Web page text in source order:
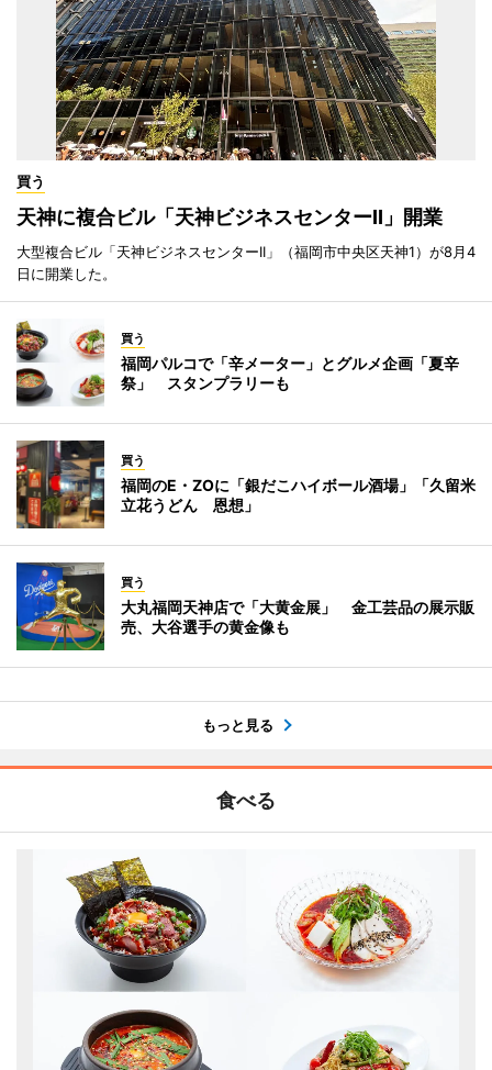
買う
天神に複合ビル「天神ビジネスセンターII」開業
大型複合ビル「天神ビジネスセンターII」（福岡市中央区天神1）が8月4
日に開業した。
買う
福岡パルコで「辛メーター」とグルメ企画「夏辛
祭」 スタンプラリーも
買う
福岡のE・ZOに「銀だこハイボール酒場」「久留米
立花うどん 恩想」
買う
大丸福岡天神店で「大黄金展」 金工芸品の展示販
売、大谷選手の黄金像も
もっと見る
食べる